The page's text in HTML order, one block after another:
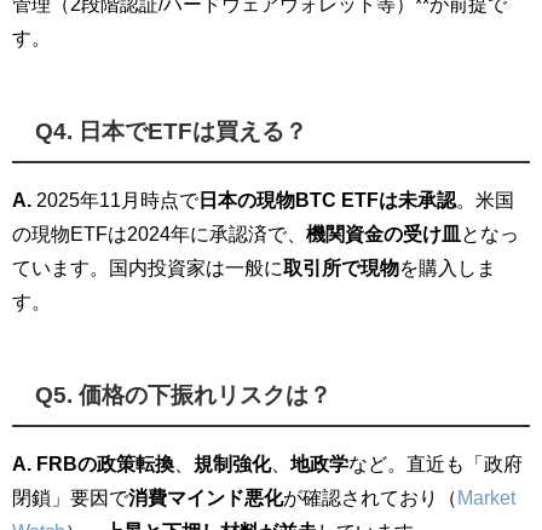
す。
Q4. 日本でETFは買える？
A. 2025年11月時点で日本の現物BTC ETFは未承認 。米国
の現物ETFは2024年に承認済で、 機関資金の受け皿 となっ
ています。国内投資家は一般に取引所で現物を購入しま
す。
Q5. 価格の下振れリスクは？
A. FRBの政策転換 規制強化、 地政学など。直近も「政府
閉鎖」要因で消費マインド悪化が確認されており（ Market